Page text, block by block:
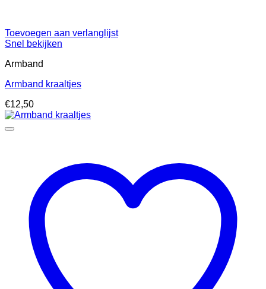
Toevoegen aan verlanglijst
Snel bekijken
Armband
Armband kraaltjes
€12,50